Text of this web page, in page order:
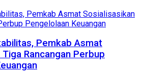
Pemkab Asmat
Rancangan Perbup